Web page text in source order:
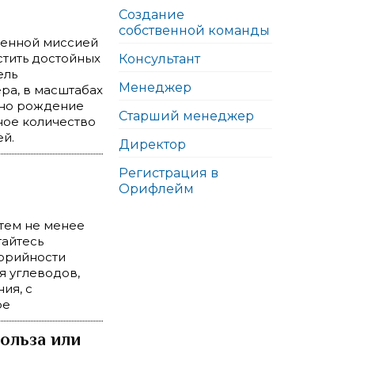
миссией
достойных
в масштабах
рождение
количество
не менее
углеводов,
с
или
Создание
собственной команды
Консультант
Менеджер
Старший менеджер
Директор
Регистрация в
Орифлейм